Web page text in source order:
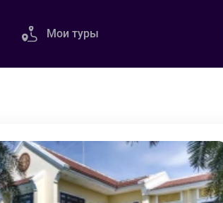
Мои туры